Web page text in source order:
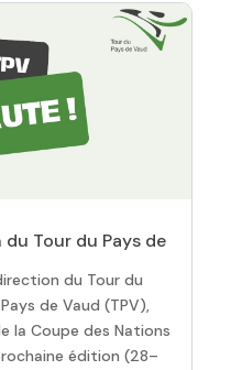
Tour du Pays de
du Tour du
de Vaud (TPV),
la Coupe des Nations
édition (28–